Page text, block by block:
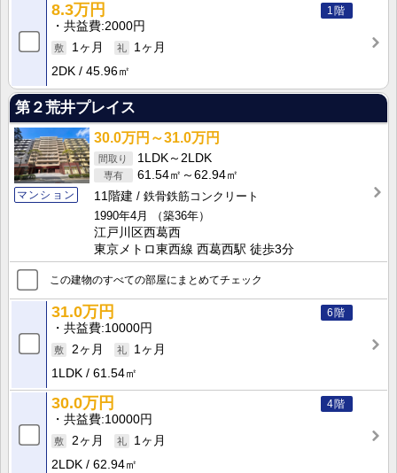
1階
8.3万円
共益費 2000円
1ヶ月
1ヶ月
2DK
45.96㎡
第２荒井プレイス
マンション
30.0万円～31.0万円
1LDK～2LDK
61.54㎡～62.94㎡
11階建
鉄骨鉄筋コンクリート
1990年4月
（築36年）
江戸川区西葛西
東京メトロ東西線 西葛西駅 徒歩3分
この建物のすべての部屋にまとめてチェック
6階
31.0万円
共益費 10000円
2ヶ月
1ヶ月
1LDK
61.54㎡
4階
30.0万円
共益費 10000円
2ヶ月
1ヶ月
2LDK
62.94㎡